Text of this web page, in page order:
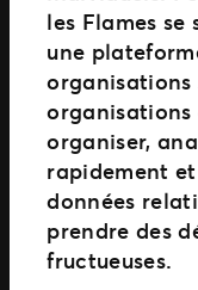
les Flames se
une
organisations
organisations
organiser,
rapidement
données
prendre des
fructueuses.